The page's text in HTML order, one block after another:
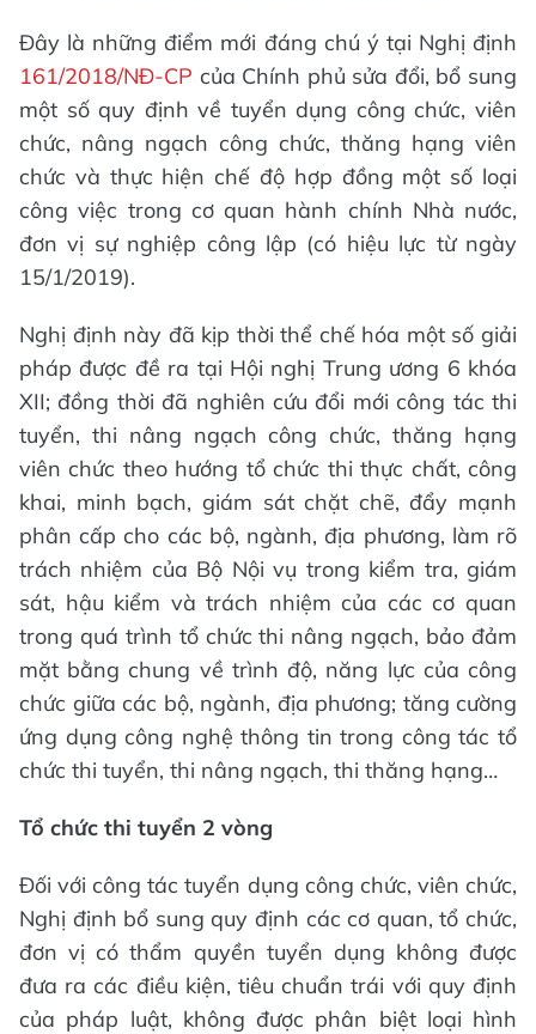
Đây là những điểm mới đáng chú ý tại Nghị định
161/2018/NĐ-CP của Chính phủ sửa đổi, bổ sung
một số quy định về tuyển dụng công chức, viên
chức, nâng ngạch công chức, thăng hạng viên
chức và thực hiện chế độ hợp đồng một số loại
công việc trong cơ quan hành chính Nhà nước,
đơn vị sự nghiệp công lập (có hiệu lực từ ngày
15/1/2019).
Nghị định này đã kịp thời thể chế hóa một số giải
pháp được đề ra tại Hội nghị Trung ương 6 khóa
XII; đồng thời đã nghiên cứu đổi mới công tác thi
tuyển, thi nâng ngạch công chức, thăng hạng
viên chức theo hướng tổ chức thi thực chất, công
khai, minh bạch, giám sát chặt chẽ, đẩy mạnh
phân cấp cho các bộ, ngành, địa phương, làm rõ
trách nhiệm của Bộ Nội vụ trong kiểm tra, giám
sát, hậu kiểm và trách nhiệm của các cơ quan
trong quá trình tổ chức thi nâng ngạch, bảo đảm
mặt bằng chung về trình độ, năng lực của công
chức giữa các bộ, ngành, địa phương; tăng cường
ứng dụng công nghệ thông tin trong công tác tổ
chức thi tuyển, thi nâng ngạch, thi thăng hạng…
Tổ chức thi tuyển 2 vòng
Đối với công tác tuyển dụng công chức, viên chức,
Nghị định bổ sung quy định các cơ quan, tổ chức,
đơn vị có thẩm quyền tuyển dụng không được
đưa ra các điều kiện, tiêu chuẩn trái với quy định
của pháp luật, không được phân biệt loại hình